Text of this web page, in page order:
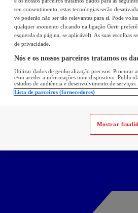
seu consentimento, estas tecnologias serão
vê poderão não ser tão relevantes para si. Pode
qualquer momento clicando na ligação Gerir
esquerda da página, se aplicável). As suas escolhas
de privacidade.
Nós e os nossos parceiros tratamos os
Utilizar dados de geolocalização precisos. Procurar
e/ou aceder a informações num dispositivo.
estudos de audiência e desenvolvimento de serviços.
Lista de parceiros (fornecedores)
Mostrar